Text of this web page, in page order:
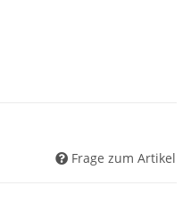
Frage zum Artikel